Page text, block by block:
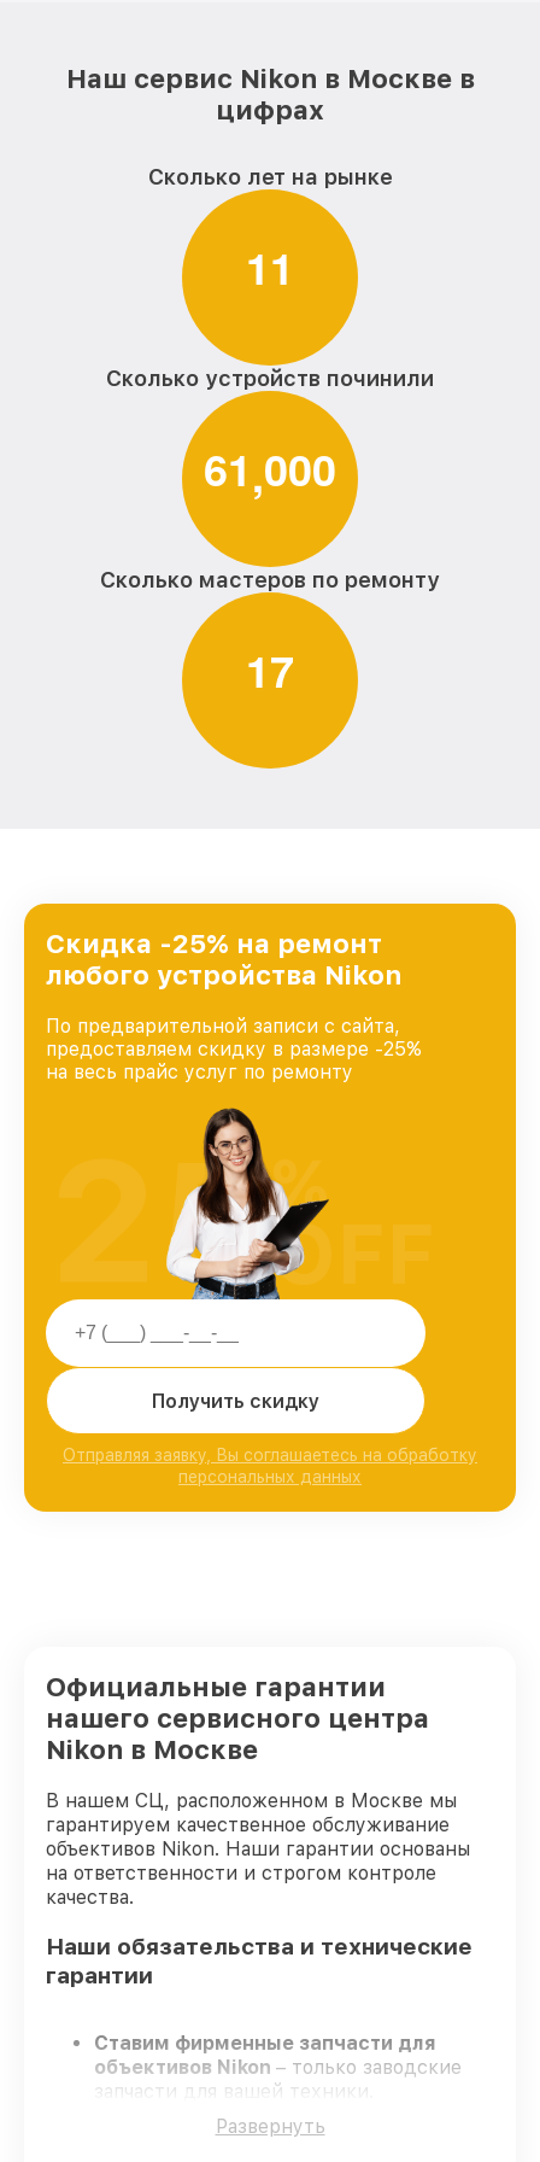
Наш сервис Nikon в Москве в
цифрах
Сколько лет на рынке
11
Сколько устройств починили
61,000
Сколько мастеров по ремонту
17
Скидка -25% на ремонт
любого устройства Nikon
По предварительной записи с сайта,
предоставляем скидку в размере -25%
на весь прайс услуг по ремонту
Получить скидку
Отправляя заявку, Вы соглашаетесь на обработку
персональных данных
25%
OFF
Официальные гарантии
нашего сервисного центра
Nikon в Москве
В нашем СЦ, расположенном в Москве мы
гарантируем качественное обслуживание
объективов Nikon. Наши гарантии основаны
на ответственности и строгом контроле
качества.
Наши обязательства и технические
гарантии
Ставим фирменные запчасти для
объективов Nikon – только заводские
запчасти для вашей техники.
Сертифицированные специалисты
проходят регулярное обучение, что
Развернуть